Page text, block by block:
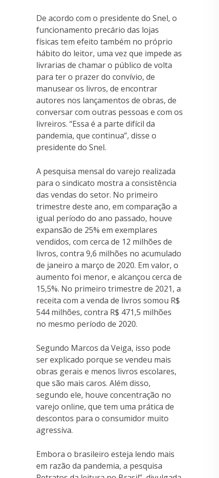
De acordo com o presidente do Snel, o
funcionamento precário das lojas
físicas tem efeito também no próprio
hábito do leitor, uma vez que impede as
livrarias de chamar o público de volta
para ter o prazer do convívio, de
manusear os livros, de encontrar
autores nos lançamentos de obras, de
conversar com outras pessoas e com os
livreiros. “Essa é a parte difícil da
pandemia, que continua”, disse o
presidente do Snel.
A pesquisa mensal do varejo realizada
para o sindicato mostra a consistência
das vendas do setor. No primeiro
trimestre deste ano, em comparação a
igual período do ano passado, houve
expansão de 25% em exemplares
vendidos, com cerca de 12 milhões de
livros, contra 9,6 milhões no acumulado
de janeiro a março de 2020. Em valor, o
aumento foi menor, e alcançou cerca de
15,5%. No primeiro trimestre de 2021, a
receita com a venda de livros somou R$
544 milhões, contra R$ 471,5 milhões
no mesmo período de 2020.
Segundo Marcos da Veiga, isso pode
ser explicado porque se vendeu mais
obras gerais e menos livros escolares,
que são mais caros. Além disso,
segundo ele, houve concentração no
varejo online, que tem uma prática de
descontos para o consumidor muito
agressiva.
Embora o brasileiro esteja lendo mais
em razão da pandemia, a pesquisa